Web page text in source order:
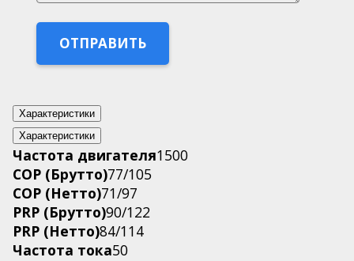
Характеристики
Характеристики
Частота двигателя1500
СОР (Брутто)77/105
СОР (Нетто)71/97
PRP (Брутто)90/122
PRP (Нетто)84/114
Частота тока50